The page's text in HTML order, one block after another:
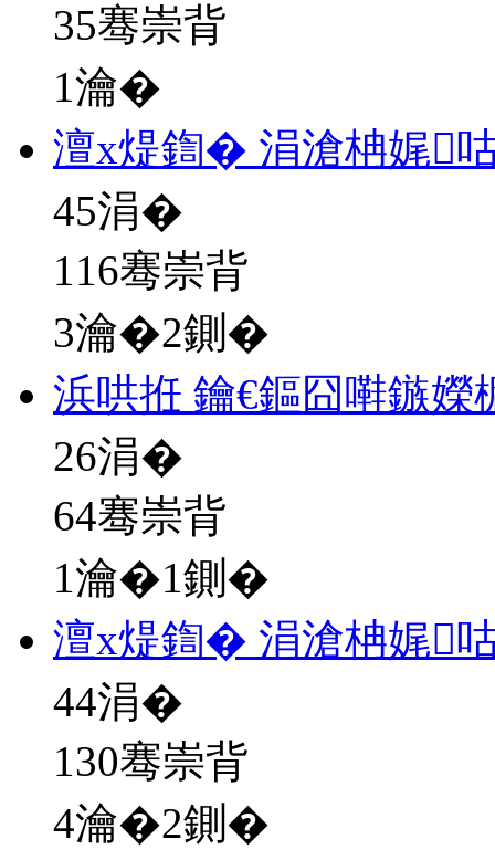
35骞崇背
1瀹�
澶х煶鍧� 涓滄柟娓
45涓�
116骞崇背
3瀹�2鍘�
浜哄拰 鑰€鏂囧嚡鏃
26涓�
64骞崇背
1瀹�1鍘�
澶х煶鍧� 涓滄柟娓
44涓�
130骞崇背
4瀹�2鍘�